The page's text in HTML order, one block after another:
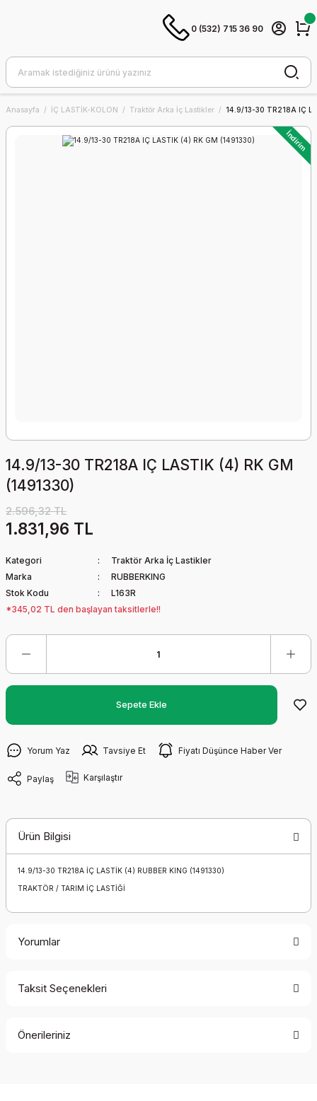
0 (532) 715 36 90
Anasayfa İÇ LASTİK-KOLON Traktör Arka İç Lastikler 14.9/13-30 TR218A IÇ
İndirim
14.9/13-30 TR218A IÇ LASTIK (4) RK GM
(1491330)
2.596,32 TL
1.831,96 TL
Kategori
Traktör Arka İç Lastikler
Marka
RUBBERKING
Stok Kodu
L163R
*345,02 TL den başlayan taksitlerle!!
Sepete Ekle
Yorum Yaz Tavsiye Et Fiyatı Düşünce Haber Ver
Paylaş Karşılaştır
Ürün Bilgisi
14.9/13-30 TR218A İÇ LASTİK (4) RUBBER KING (1491330)
TRAKTÖR / TARIM İÇ LASTİĞİ
Yorumlar
Taksit Seçenekleri
Önerileriniz